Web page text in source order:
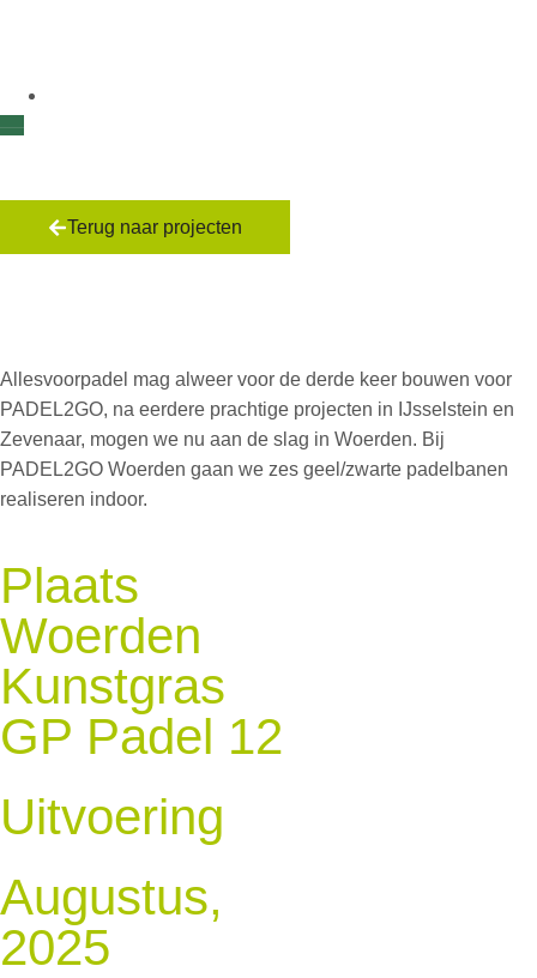
Terug naar projecten
Allesvoorpadel mag alweer voor de derde keer bouwen voor
PADEL2GO, na eerdere prachtige projecten in IJsselstein en
Zevenaar, mogen we nu aan de slag in Woerden. Bij
PADEL2GO Woerden gaan we zes geel/zwarte padelbanen
realiseren indoor.
Plaats
Woerden
Kunstgras
GP Padel 12
Uitvoering
Augustus,
2025